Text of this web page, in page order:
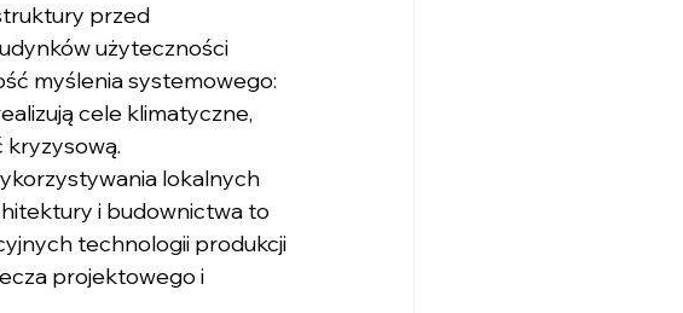
przed
użyteczności
myślenia systemowego:
cele klimatyczne,
kryzysową.
lokalnych
i budownictwa to
technologii produkcji
projektowego i